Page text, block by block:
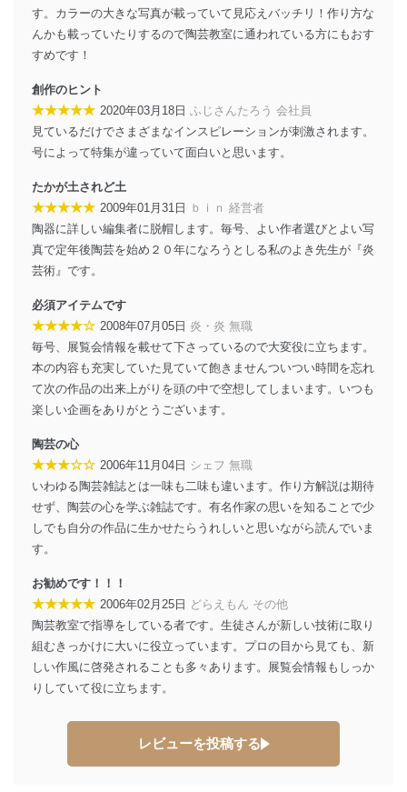
す。
個人情報の安全管理措置
に、下記セキュリティ対策をはじめとする安全対策を実
施し、個人情報の漏えい、滅失またはき損の防止及び是
正に努めます。
アクセス制御
機器を取り扱う従業者を明確化し、 個人データへ
の不要なアクセスを防止しています。
アクセス者の識別と認証
機器に標準装備されているユーザー制御機能（ユ
ーザーアカウント制御）により、個人情報データ
者を識別・認証しています。
外部からの不正アクセス等の防止
個人データを取り扱う機器等のオペレーティング
システムを最新の状態に保持しています。
個人データを取り扱う機器等にセキュリティ対策
ソフトウェア等を導入し、自動更新 機能等の活用
情報システムの使用に伴う漏洩等の防止
メール等により個人データの含まれるファイルを
送信する場合に、当該ファイルへのパスワードを
設定しています。
当社は、内部監査及びマネジメントレビューの機会を通
じて、個人情報保護マネジメントシステムを継続的に改
苦情及び相談受付け窓口
貴殿の個人情報及び当社の個人情報保護マネジメントシ
ステムに関するご相談及び苦情については以下までご連
株式会社富士山マガジンサービス 個人情報問い合わせ
す。カラーの大きな写真が載っていて見応えバッチリ！作り方な
んかも載っていたりするので陶芸教室に通われている方にもおす
すめです！
創作のヒント
★★★★★ 2020年03月18日 ふじさんたろう 会社員
見ているだけでさまざまなインスピレーションが刺激されます。
号によって特集が違っていて面白いと思います。
たかが土されど土
★★★★★ 2009年01月31日 ｂｉｎ 経営者
陶器に詳しい編集者に脱帽します。毎号、よい作者選びとよい写
真で定年後陶芸を始め２０年になろうとしる私のよき先生が『炎
芸術』です。
必須アイテムです
★★★★☆ 2008年07月05日 炎・炎 無職
毎号、展覧会情報を載せて下さっているので大変役に立ちます。
本の内容も充実していた見ていて飽きませんついつい時間を忘れ
て次の作品の出来上がりを頭の中で空想してしまいます。いつも
楽しい企画をありがとうございます。
陶芸の心
★★★☆☆ 2006年11月04日 シェフ 無職
いわゆる陶芸雑誌とは一味も二味も違います。作り方解説は期待
せず、陶芸の心を学ぶ雑誌です。有名作家の思いを知ることで少
しでも自分の作品に生かせたらうれしいと思いながら読んでいま
す。
お勧めです！！！
★★★★★ 2006年02月25日 どらえもん その他
陶芸教室で指導をしている者です。生徒さんが新しい技術に取り
組むきっかけに大いに役立っています。プロの目から見ても、新
しい作風に啓発されることも多々あります。展覧会情報もしっか
りしていて役に立ちます。
レビューを投稿する